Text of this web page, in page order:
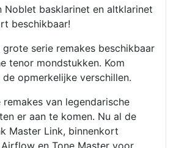
basklarinet en altklarinet
beschikbaar!
serie remakes beschikbaar
tenor mondstukken. Kom
opmerkelijke verschillen.
van legendarische
er aan te komen. Nu al de
Master Link, binnenkort